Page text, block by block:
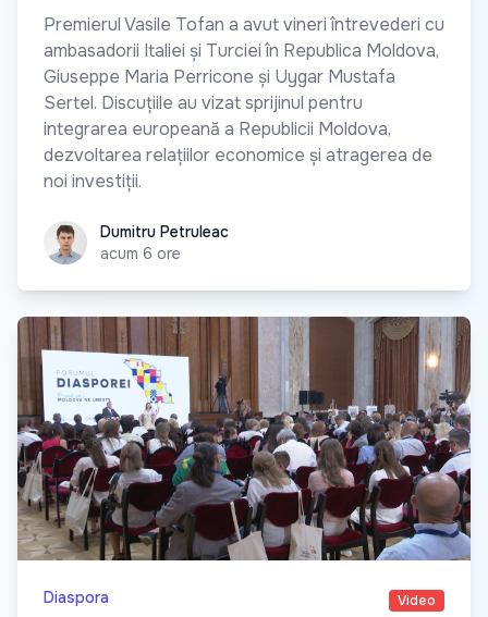
Premierul Vasile Tofan a avut vineri întrevederi cu
ambasadorii Italiei și Turciei în Republica Moldova,
Giuseppe Maria Perricone și Uygar Mustafa
Sertel. Discuțiile au vizat sprijinul pentru
integrarea europeană a Republicii Moldova,
dezvoltarea relațiilor economice și atragerea de
noi investiții.
Dumitru Petruleac
Dumitru Petruleac
acum 6 ore
Diaspora Video